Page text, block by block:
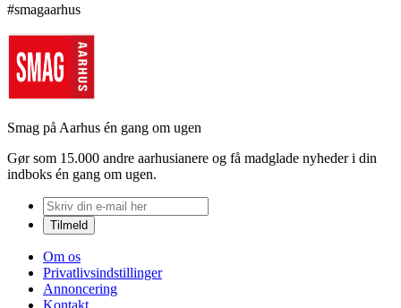
#smagaarhus
Smag på Aarhus én gang om ugen
Gør som 15.000 andre aarhusianere og få madglade nyheder i din
indboks én gang om ugen.
Om os
Privatlivsindstillinger
Annoncering
Kontakt